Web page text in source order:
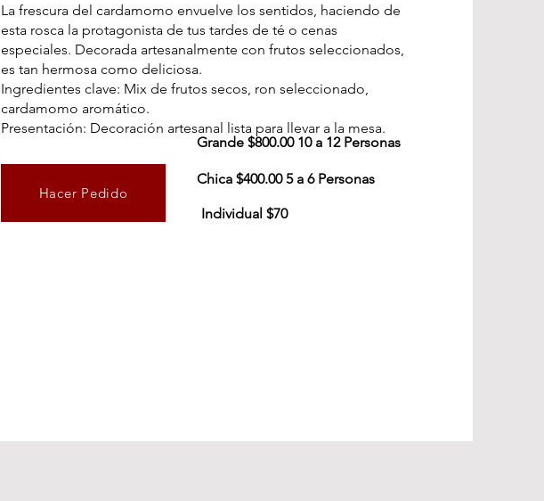
La frescura del cardamomo envuelve los sentidos, haciendo de
esta rosca la protagonista de tus tardes de té o cenas
especiales. Decorada artesanalmente con frutos seleccionados,
es tan hermosa como deliciosa.
Ingredientes clave: Mix de frutos secos, ron seleccionado,
cardamomo aromático.
Presentación: Decoración artesanal lista para llevar a la mesa.
Grande $800.00 10 a 12 Personas
Hacer Pedido
Chica $400.00 5 a 6 Personas
Individual $70